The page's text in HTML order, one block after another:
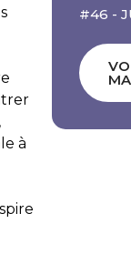
à
#46 -